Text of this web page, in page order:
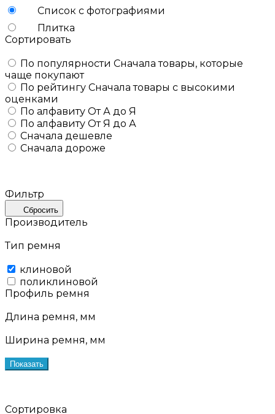
Список с фотографиями
Плитка
Сортировать
По популярности Сначала товары, которые
чаще покупают
По рейтингу Сначала товары с высокими
оценками
По алфавиту От А до Я
По алфавиту От Я до А
Сначала дешевле
Сначала дороже
Фильтр
Сбросить
Производитель
Тип ремня
клиновой
поликлиновой
Профиль ремня
Длина ремня, мм
Ширина ремня, мм
Показать
Сортировка